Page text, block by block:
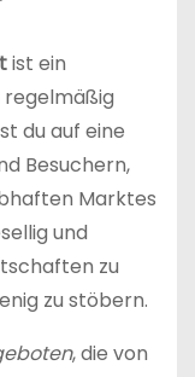
ist ein
regelmäßig
du auf eine
Besuchern,
Marktes
und
zu
zu stöbern.
, die von